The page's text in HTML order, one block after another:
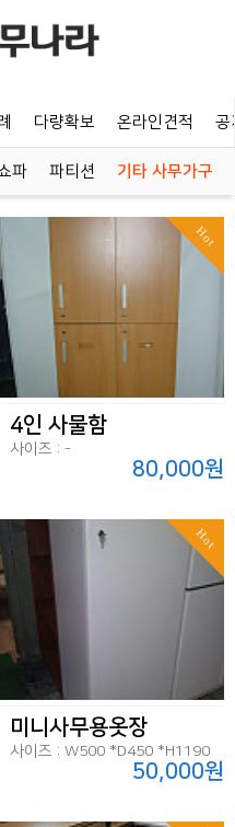
다량확보 온라인견적 공
파 파티션 기타 사무가구
Hot
4인 사물함
사이즈 : -
80,000원
Hot
미니사무용옷장
사이즈 : W500 *D450 *H1190
50,000원